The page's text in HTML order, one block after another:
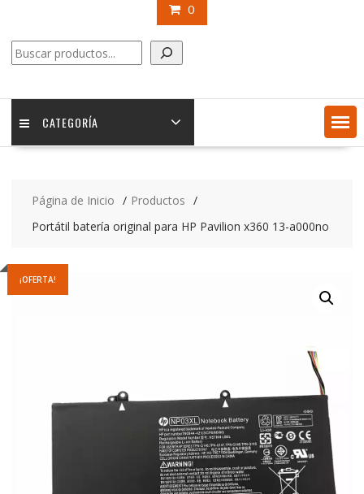
0
Buscar
CATEGORÍA
Página de Inicio
Productos
Portátil batería original para HP Pavilion x360 13-a000no
¡OFERTA!